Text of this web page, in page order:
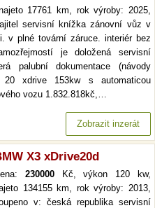
17761 km, rok výroby: 2025,
servisní knížka zánovní vůz v
v plné tovární záruce. interiér bez
je doložená servisní
palubní dokumentace (návody
xdrive 153kw s automaticou
vozu 1.832.818kč,…
Zobrazit inzerát
X3 xDrive20d
230000Kč, výkon 120 kw,
134155 km, rok výroby: 2013,
v: česká republika servisní